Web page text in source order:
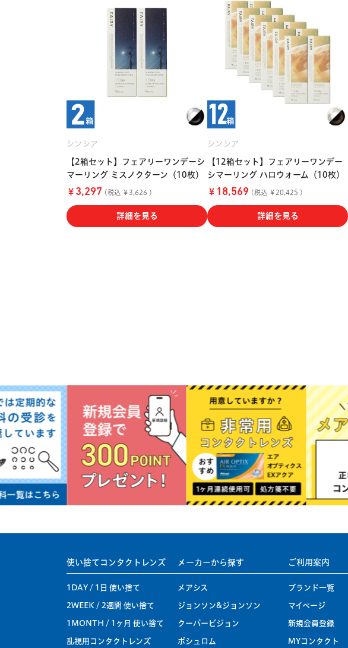
シンシア
【2箱セット】フェアリーワンデーシ
マーリング ミスノクターン（10枚）
￥ 3,297 (税込 ￥3,626 )
詳細を見る
シンシア
【12箱セット】フェアリーワンデー
シマーリング ハロウォーム（10枚）
￥ 18,569 (税込 ￥20,425 )
詳細を見る
使い捨てコンタクトレンズ
1DAY / 1日 使い捨て
2WEEK / 2週間 使い捨て
1MONTH / 1ヶ月 使い捨て
乱視用コンタクトレンズ
メーカーから探す
メアシス
ジョンソン&ジョンソン
クーパービジョン
ボシュロム
ご利用案内
ブランド一覧
マイページ
新規会員登録
MYコンタクト